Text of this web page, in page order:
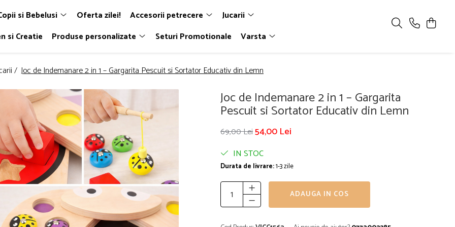
si Bebelusi Oferta zilei! Accesorii petrecere
Jucarii
si Creatie
Produse personalizate Seturi Promotionale Varsta
/ Joc de Indemanare 2 in 1 – Gargarita Pescuit si Sortator Educativ din Lemn
Joc de Indemanare 2 in 1 – Gargarita
Pescuit si Sortator Educativ din Lemn
69,00 Lei54,00 Lei
IN STOC
Durata de livrare:1-3 zile
ADAUGA IN COS